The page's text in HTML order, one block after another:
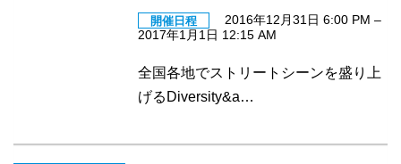
開催日程 2016年12月31日 6:00 PM –
2017年1月1日 12:15 AM
全国各地でストリートシーンを盛り上
げるDiversity&a…